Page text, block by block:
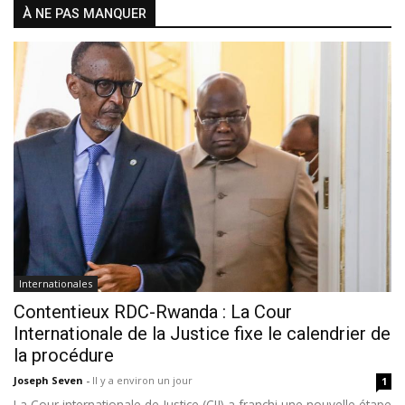
À NE PAS MANQUER
Internationales
Contentieux RDC-Rwanda : La Cour
Internationale de la Justice fixe le calendrier de
la procédure
Joseph Seven - Il y a environ un jour 1